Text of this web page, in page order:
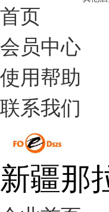
首页
会员中心
使用帮助
联系我们
新疆那